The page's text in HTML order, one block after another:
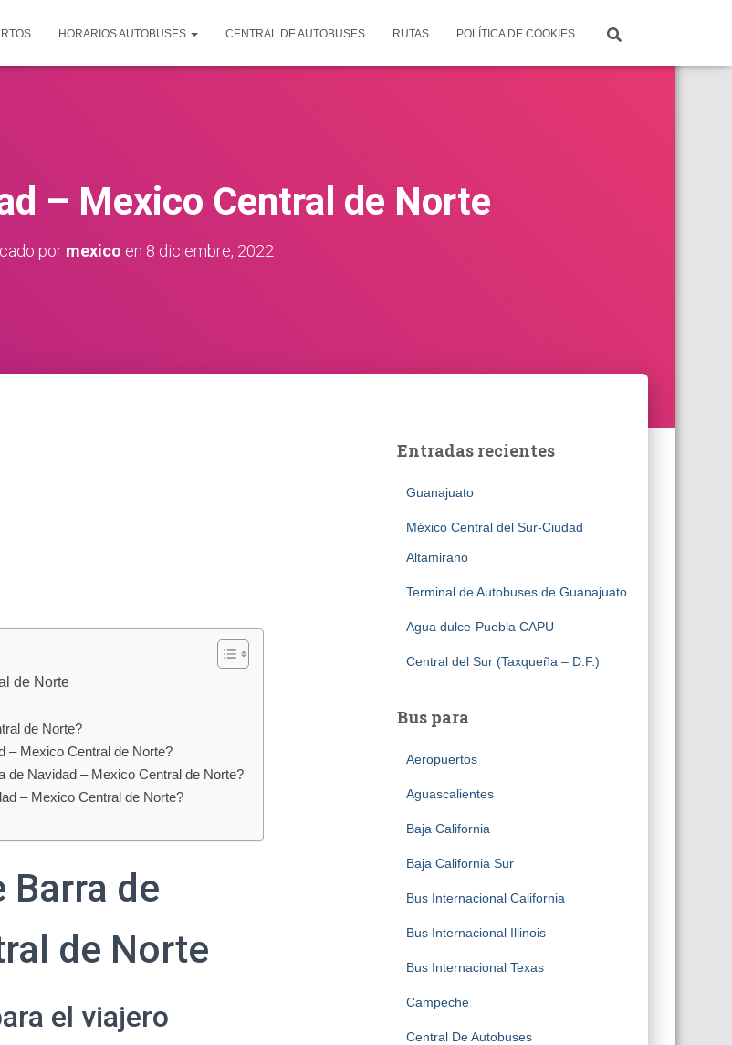
HORARIOS AUTOBUSES CENTRAL DE AUTOBUSES RUTAS POLÍTICA DE COOKIES
– Mexico Central de Norte
por mexico en 8 diciembre, 2022
de Norte
de Norte?
– Mexico Central de Norte?
de Navidad – Mexico Central de Norte?
– Mexico Central de Norte?
Barra de
de Norte
el viajero
Entradas recientes
Guanajuato
México Central del Sur-Ciudad
Altamirano
Terminal de Autobuses de Guanajuato
Agua dulce-Puebla CAPU
Central del Sur (Taxqueña – D.F.)
Bus para
Aeropuertos
Aguascalientes
Baja California
Baja California Sur
Bus Internacional California
Bus Internacional Illinois
Bus Internacional Texas
Campeche
Central De Autobuses